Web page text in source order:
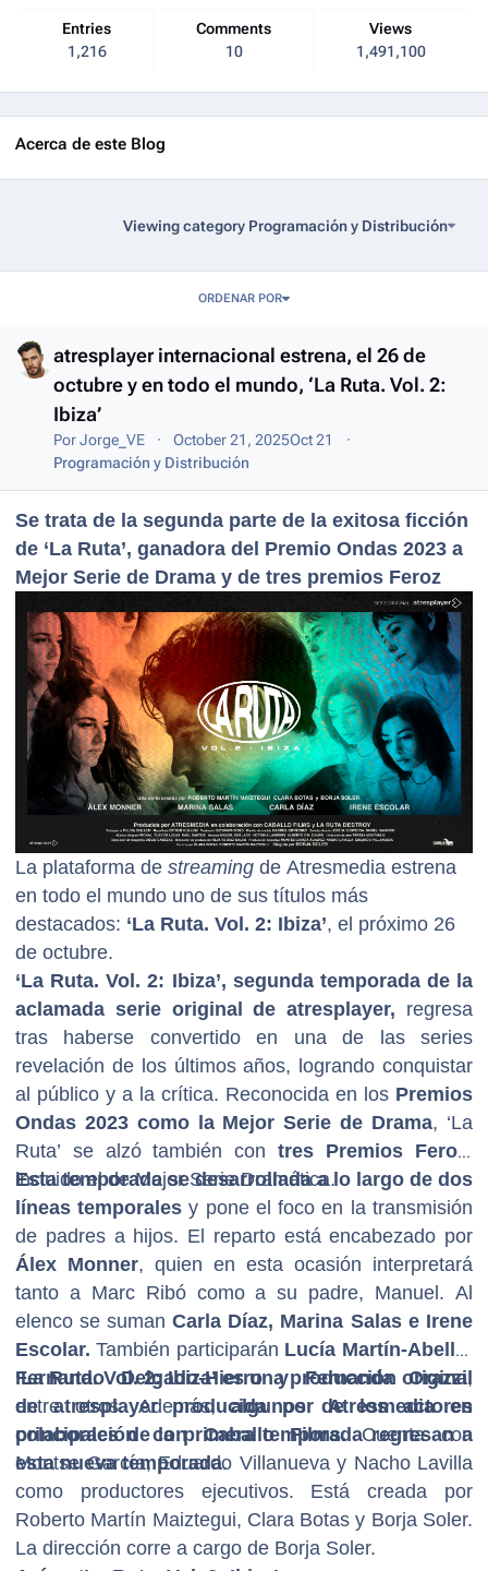
Entries
1,216
Comments
10
Views
1,491,100
Acerca de este Blog
Viewing category Programación y Distribución
ORDENAR POR
atresplayer internacional estrena, el 26 de
octubre y en todo el mundo, ‘La Ruta. Vol. 2:
Ibiza’
PorJorge_VE October 21, 2025Oct 21
Programación y Distribución
Se trata de la segunda parte de la exitosa ficción
de ‘La Ruta’, ganadora del Premio Ondas 2023 a
Mejor Serie de Drama y de tres premios Feroz
La plataforma de streaming de Atresmedia estrena
en todo el mundo uno de sus títulos más
destacados: ‘La Ruta. Vol. 2: Ibiza’, el próximo 26
de octubre.
‘La Ruta. Vol. 2: Ibiza’, segunda temporada de la
aclamada serie original de atresplayer, regresa
tras haberse convertido en una de las series
revelación de los últimos años, logrando conquistar
al público y a la crítica. Reconocida en los Premios
Ondas 2023 como la Mejor Serie de Drama, ‘La
Ruta’ se alzó también con tres Premios Feroz,
incluido el de Mejor Serie Dramática.
Esta temporada se desarrollada a lo largo de dos
líneas temporales y pone el foco en la transmisión
de padres a hijos. El reparto está encabezado por
Álex Monner, quien en esta ocasión interpretará
tanto a Marc Ribó como a su padre, Manuel. Al
elenco se suman Carla Díaz, Marina Salas e Irene
Escolar. También participarán Lucía Martín-Abelló,
Fernando Delgado-Hierro y Fernanda Orazzi,
entre otros. Además,algunos de los actores
principales de la primera temporada regresan a
esta nueva temporada.
‘La Ruta. Vol. 2: Ibiza’ es una producción original
de atresplayer producida por Atresmedia en
colaboración con Caballo Films.Cuenta con
Montse García, Eduardo Villanueva y Nacho Lavilla
como productores ejecutivos. Está creada por
Roberto Martín Maiztegui, Clara Botas y Borja Soler.
La dirección corre a cargo de Borja Soler.